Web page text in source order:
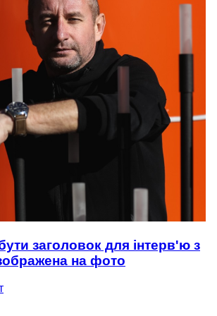
заголовок для інтерв'ю з
на фото